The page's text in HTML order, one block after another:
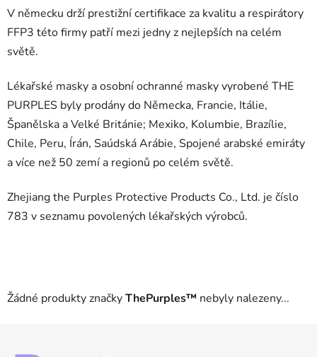
V německu drží prestižní certifikace za kvalitu a respirátory
FFP3 této firmy patří mezi jedny z nejlepších na celém
světě.
Lékařské masky a osobní ochranné masky vyrobené THE
PURPLES byly prodány do Německa, Francie, Itálie,
Španělska a Velké Británie; Mexiko, Kolumbie, Brazílie,
Chile, Peru, Írán, Saúdská Arábie, Spojené arabské emiráty
a více než 50 zemí a regionů po celém světě.
Zhejiang the Purples Protective Products Co., Ltd. je číslo
783 v seznamu povolených lékařských výrobců.
Žádné produkty značkyThePurples™ nebyly nalezeny...